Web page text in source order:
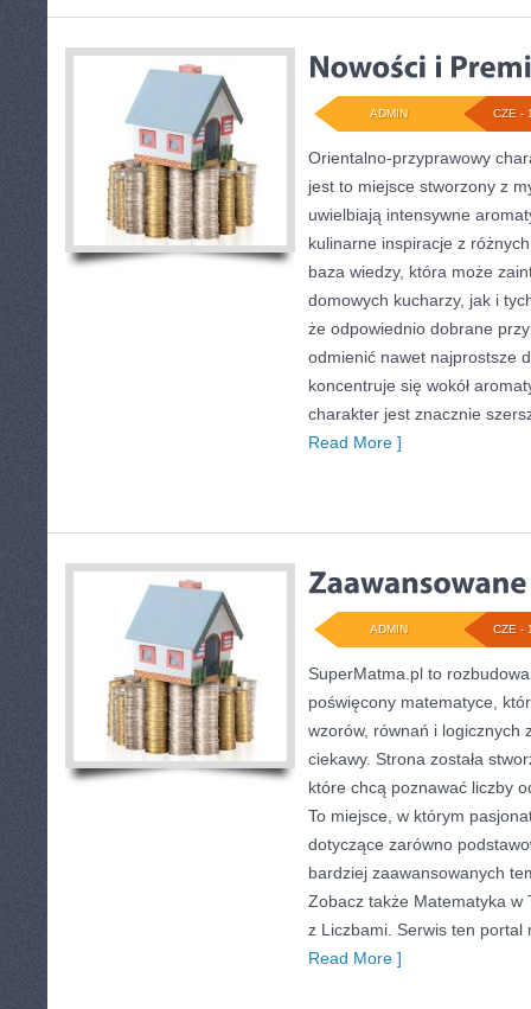
CZE -
ADMIN
Orientalno-przyprawowy
jest to miejsce stworzony z
uwielbiają intensywne
kulinarne inspiracje z
baza wiedzy, która może
domowych kucharzy, jak i
że odpowiednio dobrane
odmienić nawet najprostsze
koncentruje się wokół
charakter jest znacznie
Read More ]
CZE -
ADMIN
SuperMatma.pl to
poświęcony matematyce,
wzorów, równań i logicznych
ciekawy. Strona została
które chcą poznawać liczby
To miejsce, w którym
dotyczące zarówno
bardziej zaawansowanych
Zobacz także Matematyka w
z Liczbami. Serwis ten portal
Read More ]